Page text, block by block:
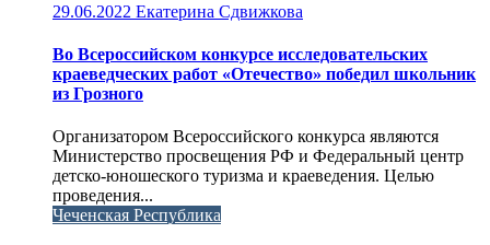
29.06.2022 Екатерина Сдвижкова
Во Всероссийском конкурсе исследовательских
краеведческих работ «Отечество» победил школьник
из Грозного
Организатором Всероссийского конкурса являются
Министерство просвещения РФ и Федеральный центр
детско-юношеского туризма и краеведения. Целью
проведения...
Чеченская Республика